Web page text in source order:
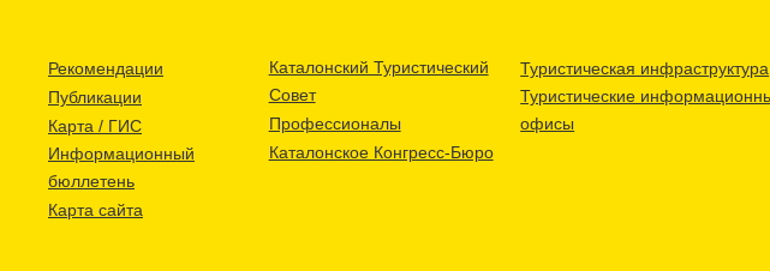
Рекомендации
Публикации
Карта / ГИС
Информационный
бюллетень
Карта сайта
Каталонский Туристический
Совет
Профессионалы
Каталонское Конгресс-Бюро
Туристическая инфраструктура
Туристические
офисы